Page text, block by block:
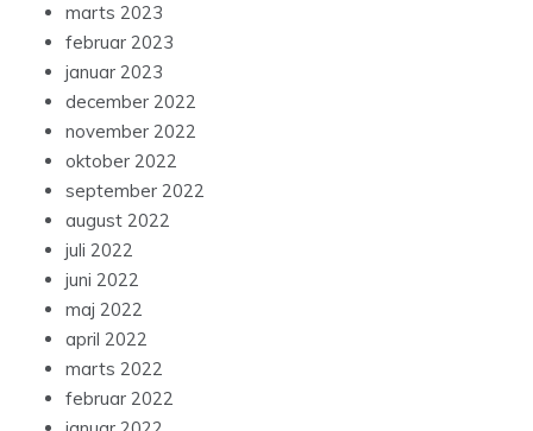
marts 2023
februar 2023
januar 2023
december 2022
november 2022
oktober 2022
september 2022
august 2022
juli 2022
juni 2022
maj 2022
april 2022
marts 2022
februar 2022